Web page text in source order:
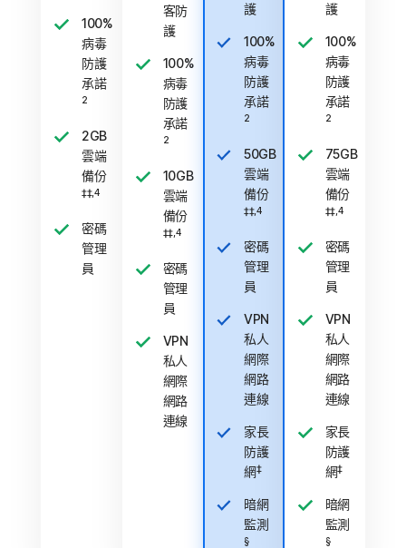
100%
病毒
防護
承諾
2
2GB
雲端
備份
‡‡,4
密碼
管理
員
客防
護
100%
病毒
防護
承諾
2
10GB
雲端
備份
‡‡,4
密碼
管理
員
VPN
私人
網際
網路
連線
護
100%
病毒
防護
承諾
2
50GB
雲端
備份
‡‡,4
密碼
管理
員
VPN
私人
網際
網路
連線
家長
防護
網‡
暗網
監測
§
護
100%
病毒
防護
承諾
2
75GB
雲端
備份
‡‡,4
密碼
管理
員
VPN
私人
網際
網路
連線
家長
防護
網‡
暗網
監測
§